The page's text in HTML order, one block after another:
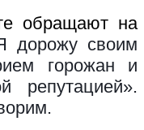
обращают на
дорожу своим
горожан и
репутацией».